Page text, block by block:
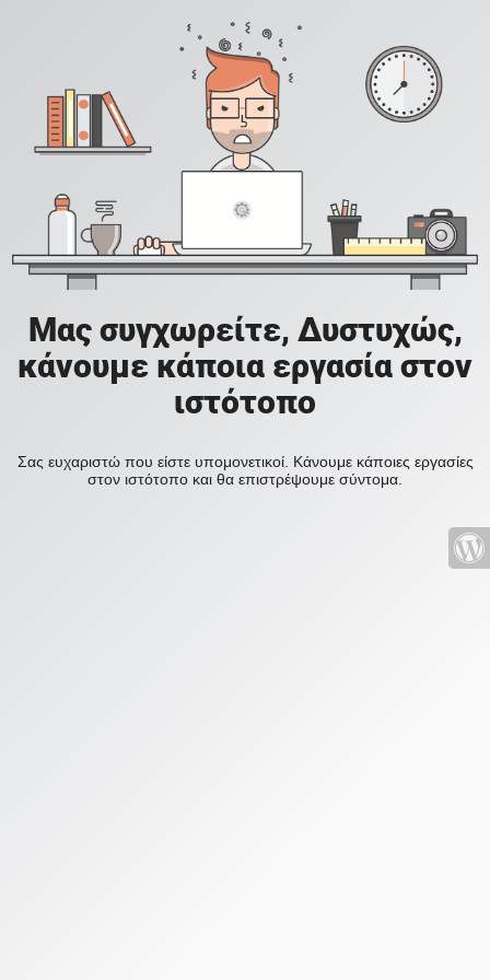
Μας συγχωρείτε, Δυστυχώς,
κάνουμε κάποια εργασία στον
ιστότοπο
Σας ευχαριστώ που είστε υπομονετικοί. Κάνουμε κάποιες εργασίες
στον ιστότοπο και θα επιστρέψουμε σύντομα.